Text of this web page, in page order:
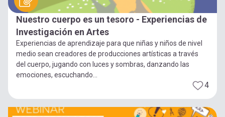
Nuestro cuerpo es un tesoro - Experiencias de
Investigación en Artes
Experiencias de aprendizaje para que niñas y niños de nivel
medio sean creadores de producciones artísticas a través
del cuerpo, jugando con luces y sombras, danzando las
emociones, escuchando...
4